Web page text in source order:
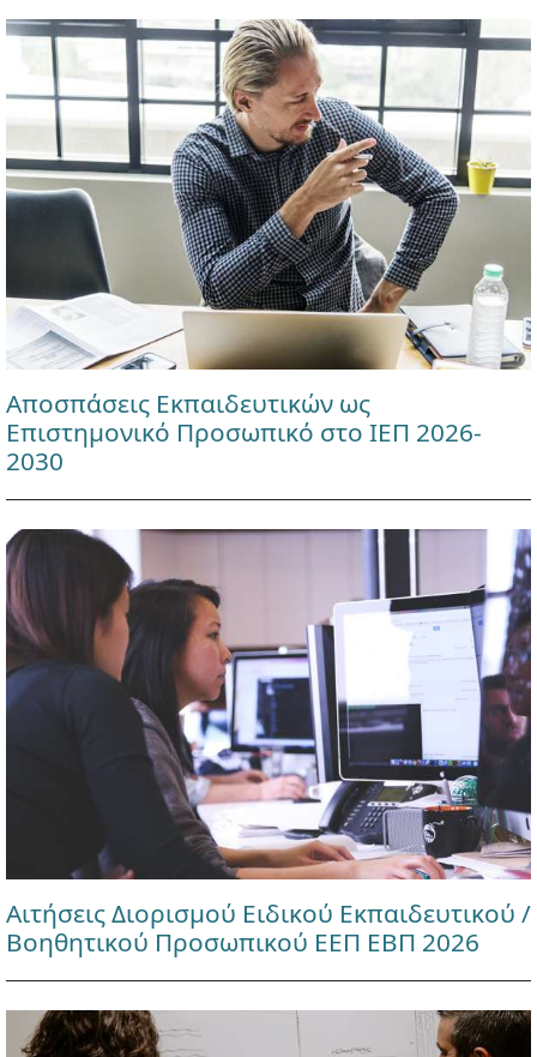
Αποσπάσεις Εκπαιδευτικών ως
Επιστημονικό Προσωπικό στο ΙΕΠ 2026-
2030
Αιτήσεις Διορισμού Ειδικού Εκπαιδευτικού /
Βοηθητικού Προσωπικού ΕΕΠ ΕΒΠ 2026